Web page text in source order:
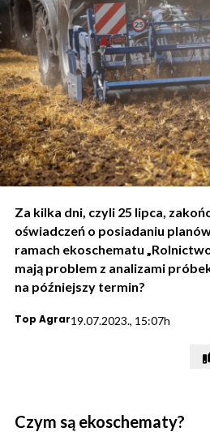
Za kilka dni, czyli 25 lipca,
oświadczeń o posiadaniu
ramach ekoschematu
mają problem z analizami
na późniejszy termin?
Top Agrar19.07.2023., 15:07h
Czym są ekoschematy?